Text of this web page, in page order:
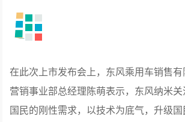
在此次上市发布会上，东风乘用车销售
营销事业部总经理陈萌表示，东风纳米
国民的刚性需求，以技术为底气，升级